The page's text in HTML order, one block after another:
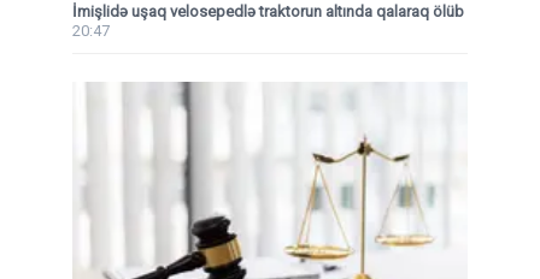
İmişlidə uşaq velosepedlə traktorun altında qalaraq ölüb
20:47